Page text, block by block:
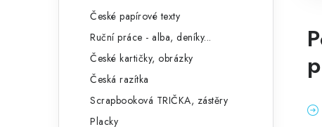
České papírové texty
Ruční práce - alba, deníky...
České kartičky, obrázky
Česká razítka
Scrapbooková TRIČKA, zástěry
Placky